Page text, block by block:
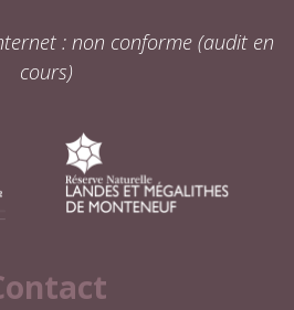
: non conforme (audit en
cours)